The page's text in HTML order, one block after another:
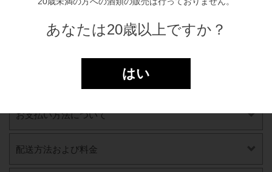
あなたは20歳以上ですか？
はい
￥4,000(税込)
お支払い方法について
配送方法および料金